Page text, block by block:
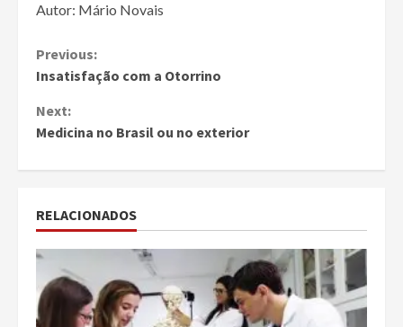
Autor: Mário Novais
Continue
Reading
Previous:
Insatisfação com a Otorrino
Next:
Medicina no Brasil ou no exterior
RELACIONADOS